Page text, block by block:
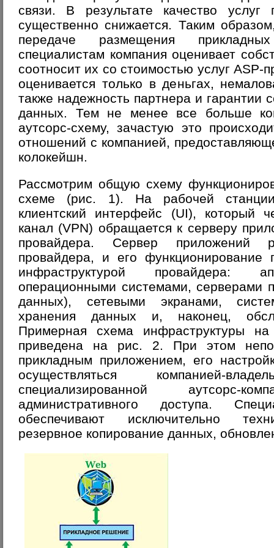
связи. В результате качество услуг
существенно снижается. Таким
передаче размещения
специалистам компания оценивает
соотносит их со стоимостью услуг ASP-
оценивается только в деньгах,
также надежность партнера и гарантии
данных. Тем не менее все больше
аутсорс-схему, зачастую это
отношений с компанией,
колокейшн.
Рассмотрим общую схему
схеме (рис. 1). На рабочей станции
клиентский интерфейс (UI), который
канал (VPN) обращается к серверу
провайдера. Сервер приложений
провайдера, и его функционирование
инфраструктурой провайдера:
операционными системами, серверами
данных), сетевыми экранами,
хранения данных и, наконец,
Примерная схема инфраструктуры на
приведена на рис. 2. При этом
прикладным приложением, его
осуществляться компанией-
специализированной
административного доступа.
обеспечивают исключительно
резервное копирование данных,